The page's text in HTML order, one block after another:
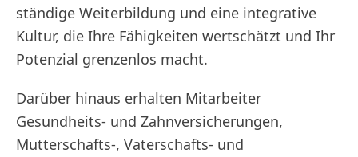
ständige Weiterbildung und eine integrative
Kultur, die Ihre Fähigkeiten wertschätzt und Ihr
Potenzial grenzenlos macht.
Darüber hinaus erhalten Mitarbeiter
Gesundheits- und Zahnversicherungen,
Mutterschafts-, Vaterschafts- und